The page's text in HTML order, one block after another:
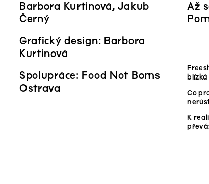
Barbora Kurtinová, Jakub
Černý
Grafický design: Barbora
Kurtinová
Spolupráce: Food Not Boms
Ostrava
Až
Co
K